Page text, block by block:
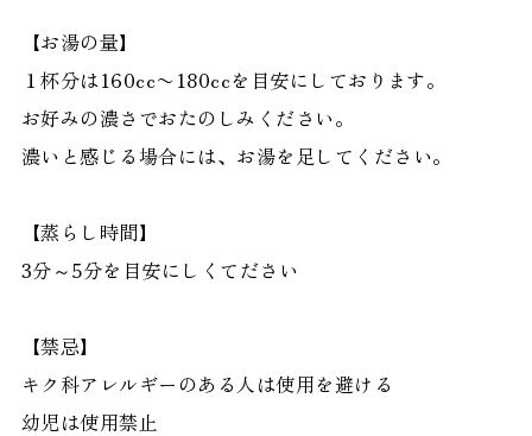
【お湯の量】
１杯分は160cc〜180ccを目安にしております。
お好みの濃さでおたのしみください。
濃いと感じる場合には、お湯を足してください。
【蒸らし時間】
3分～5分を目安にしくてださい
【禁忌】
キク科アレルギーのある人は使用を避ける
幼児は使用禁止